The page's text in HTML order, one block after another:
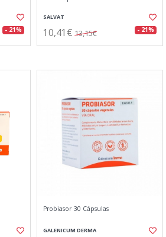
- 21%
SALVAT
10,41€ 13,15€ - 21%
Probiasor 30 Cápsulas
GALENICUM DERMA